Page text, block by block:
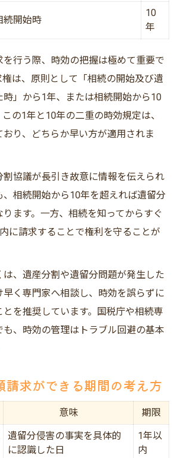
続事例から学ぶ注意点
万の場合の割合早見表
円相続時の遺留分早見表
ごとの取り分比較と注意点
・遺留分の比較ポイント
で見る遺留分割合の違い
与も対象となる要件を解説
10年前贈与が対象となる条件一覧
きたい例外規定とその理由
・非相続人への贈与の違い
前の贈与が対象外となる場合
訟の期間の目安を解説
ける期限管理の実践テクニック
きの期間短縮ポイント
解で異なる期間の特徴
続開始時
10
年
行う際、時効の把握は極めて重要で
は、原則として「相続の開始及び遺
時」から1年、または相続開始から10
の1年と10年の二重の時効規定は、
り、どちらか早い方が適用されま
割協議が長引き故意に情報を伝えられ
、相続開始から10年を超えれば遺留分
ます。一方、相続を知ってからすぐ
に請求することで権利を守ることが
、遺産分割や遺留分問題が発生した
く専門家へ相談し、時効を誤らずに
を推奨しています。国税庁や相続専
も、時効の管理はトラブル回避の基本
請求ができる期間の考え方
意味 期限
遺留分侵害の事実を具体的
に認識した日
1年以
内